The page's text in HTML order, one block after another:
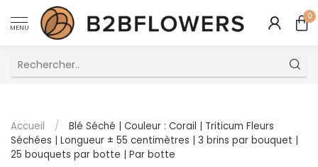
MENU
0
Accueil /
Blé Séché | Couleur : Corail | Triticum Fleurs
Séchées | Longueur ± 55 centimètres | 3 brins par bouquet |
25 bouquets par botte | Par botte